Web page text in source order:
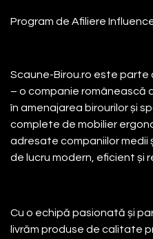
Program de Afiliere
Scaune-Birou.ro este parte
– o companie românească
în amenajarea birourilor și
complete de mobilier
adresate companiilor medii
de lucru modern, eficient și
Cu o echipă pasionată și
livrăm produse de calitate